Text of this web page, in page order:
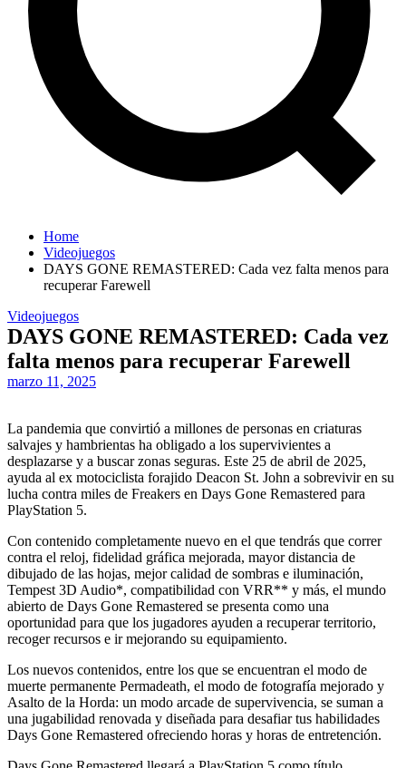
Home
Videojuegos
DAYS GONE REMASTERED: Cada vez falta menos para
recuperar Farewell
Videojuegos
DAYS GONE REMASTERED: Cada vez
falta menos para recuperar Farewell
marzo 11, 2025
La pandemia que convirtió a millones de personas en criaturas
salvajes y hambrientas ha obligado a los supervivientes a
desplazarse y a buscar zonas seguras. Este 25 de abril de 2025,
ayuda al ex motociclista forajido Deacon St. John a sobrevivir en su
lucha contra miles de Freakers en Days Gone Remastered para
PlayStation 5.
Con contenido completamente nuevo en el que tendrás que correr
contra el reloj, fidelidad gráfica mejorada, mayor distancia de
dibujado de las hojas, mejor calidad de sombras e iluminación,
Tempest 3D Audio*, compatibilidad con VRR** y más, el mundo
abierto de Days Gone Remastered se presenta como una
oportunidad para que los jugadores ayuden a recuperar territorio,
recoger recursos e ir mejorando su equipamiento.
Los nuevos contenidos, entre los que se encuentran el modo de
muerte permanente Permadeath, el modo de fotografía mejorado y
Asalto de la Horda: un modo arcade de supervivencia, se suman a
una jugabilidad renovada y diseñada para desafiar tus habilidades
Days Gone Remastered ofreciendo horas y horas de entretención.